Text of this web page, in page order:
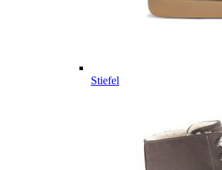
Stiefel